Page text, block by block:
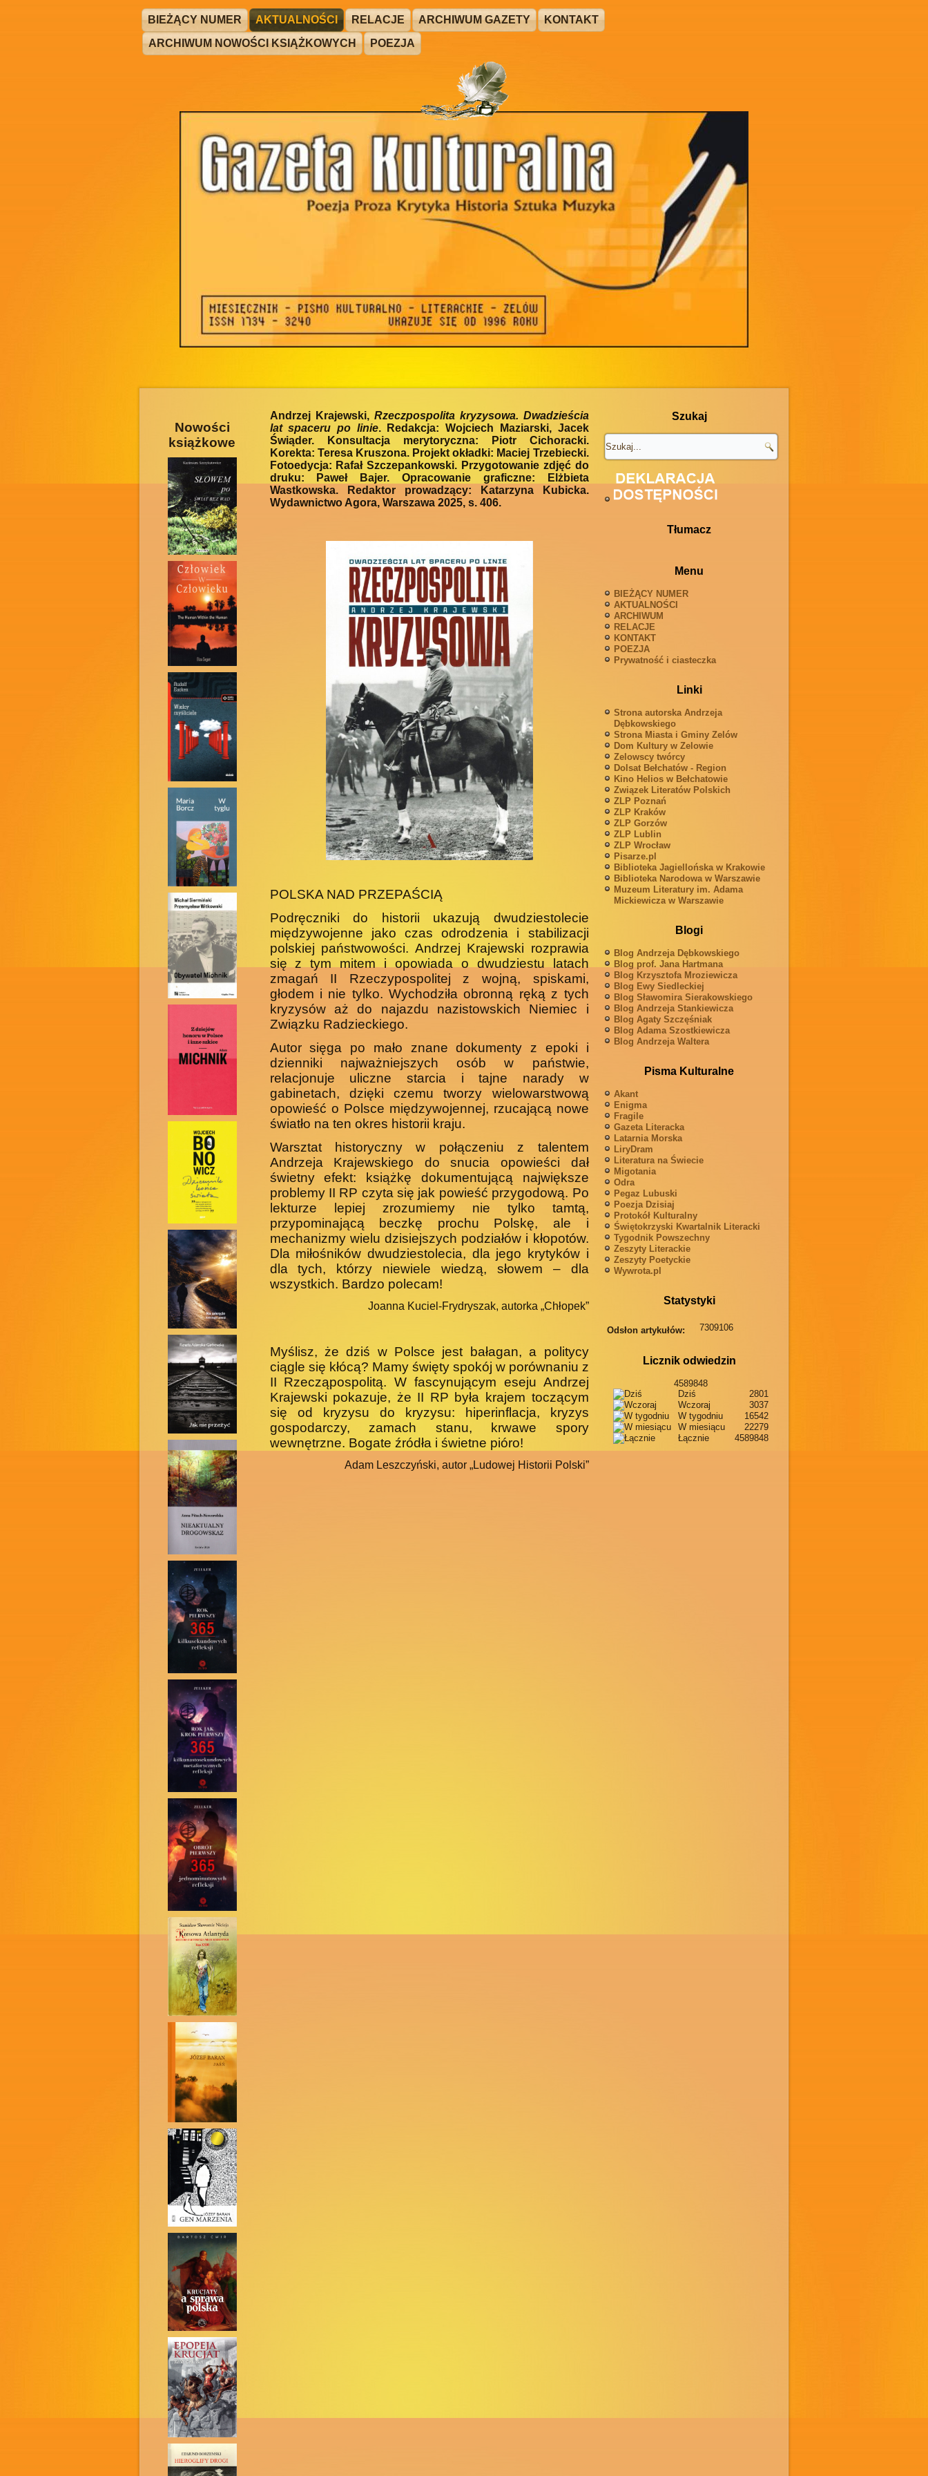
BIEŻĄCY NUMER AKTUALNOŚCI RELACJE ARCHIWUM GAZETY
KONTAKT
ARCHIWUM NOWOŚCI KSIĄŻKOWYCH
POEZJA
Nowości
książkowe
Andrzej Krajewski, Rzeczpospolita kryzysowa. Dwadzieścia
lat spaceru po linie. Redakcja: Wojciech Maziarski, Jacek
Świąder. Konsultacja merytoryczna: Piotr Cichoracki.
Korekta: Teresa Kruszona. Projekt okładki: Maciej Trzebiecki.
Fotoedycja: Rafał Szczepankowski. Przygotowanie zdjęć do
druku: Paweł Bajer. Opracowanie graficzne: Elżbieta
Wastkowska. Redaktor prowadzący: Katarzyna Kubicka.
Wydawnictwo Agora, Warszawa 2025, s. 406.
POLSKA NAD PRZEPAŚCIĄ
Podręczniki do historii ukazują dwudziestolecie
międzywojenne jako czas odrodzenia i stabilizacji
polskiej państwowości. Andrzej Krajewski rozprawia
się z tym mitem i opowiada o dwudziestu latach
zmagań II Rzeczypospolitej z wojną, spiskami,
głodem i nie tylko. Wychodziła obronną ręką z tych
kryzysów aż do najazdu nazistowskich Niemiec i
Związku Radzieckiego.
Autor sięga po mało znane dokumenty z epoki i
dzienniki najważniejszych osób w państwie,
relacjonuje uliczne starcia i tajne narady w
gabinetach, dzięki czemu tworzy wielowarstwową
opowieść o Polsce międzywojennej, rzucającą nowe
światło na ten okres historii kraju.
Warsztat historyczny w połączeniu z talentem
Andrzeja Krajewskiego do snucia opowieści dał
świetny efekt: książkę dokumentującą największe
problemy II RP czyta się jak powieść przygodową. Po
lekturze lepiej zrozumiemy nie tylko tamtą,
przypominającą beczkę prochu Polskę, ale i
mechanizmy wielu dzisiejszych podziałów i kłopotów.
Dla miłośników dwudziestolecia, dla jego krytyków i
dla tych, którzy niewiele wiedzą, słowem – dla
wszystkich. Bardzo polecam!
Joanna Kuciel-Frydryszak, autorka „Chłopek”
Myślisz, że dziś w Polsce jest bałagan, a politycy
ciągle się kłócą? Mamy święty spokój w porównaniu z
II Rzecząpospolitą. W fascynującym eseju Andrzej
Krajewski pokazuje, że II RP była krajem toczącym
się od kryzysu do kryzysu: hiperinflacja, kryzys
gospodarczy, zamach stanu, krwawe spory
wewnętrzne. Bogate źródła i świetne pióro!
Adam Leszczyński, autor „Ludowej Historii Polski”
Szukaj
Tłumacz
Menu
BIEŻĄCY NUMER
AKTUALNOŚCI
ARCHIWUM
RELACJE
KONTAKT
POEZJA
Prywatność i ciasteczka
Linki
Strona autorska Andrzeja
Dębkowskiego
Strona Miasta i Gminy Zelów
Dom Kultury w Zelowie
Zelowscy twórcy
Dolsat Bełchatów - Region
Kino Helios w Bełchatowie
Związek Literatów Polskich
ZLP Poznań
ZLP Kraków
ZLP Gorzów
ZLP Lublin
ZLP Wrocław
Pisarze.pl
Biblioteka Jagiellońska w Krakowie
Biblioteka Narodowa w Warszawie
Muzeum Literatury im. Adama
Mickiewicza w Warszawie
Blogi
Blog Andrzeja Dębkowskiego
Blog prof. Jana Hartmana
Blog Krzysztofa Mroziewicza
Blog Ewy Siedleckiej
Blog Sławomira Sierakowskiego
Blog Andrzeja Stankiewicza
Blog Agaty Szczęśniak
Blog Adama Szostkiewicza
Blog Andrzeja Waltera
Pisma Kulturalne
Akant
Enigma
Fragile
Gazeta Literacka
Latarnia Morska
LiryDram
Literatura na Świecie
Migotania
Odra
Pegaz Lubuski
Poezja Dzisiaj
Protokół Kulturalny
Świętokrzyski Kwartalnik Literacki
Tygodnik Powszechny
Zeszyty Literackie
Zeszyty Poetyckie
Wywrota.pl
Statystyki
Odsłon artykułów: 7309106
Licznik odwiedzin
4589848
Dziś
2801
Wczoraj
3037
W tygodniu
16542
W miesiącu
22279
Łącznie
4589848